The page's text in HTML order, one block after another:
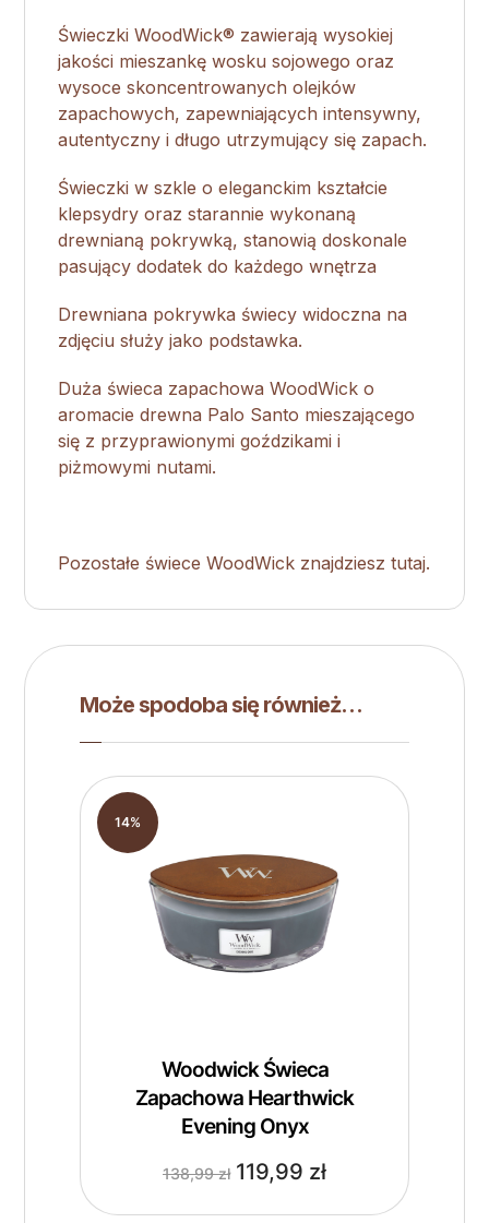
Świeczki WoodWick® zawierają wysokiej
jakości mieszankę wosku sojowego oraz
wysoce skoncentrowanych olejków
zapachowych, zapewniających intensywny,
autentyczny i długo utrzymujący się zapach.
Świeczki w szkle o eleganckim kształcie
klepsydry oraz starannie wykonaną
drewnianą pokrywką, stanowią doskonale
pasujący dodatek do każdego wnętrza
Drewniana pokrywka świecy widoczna na
zdjęciu służy jako podstawka.
Duża świeca zapachowa WoodWick o
aromacie drewna Palo Santo mieszającego
się z przyprawionymi goździkami i
piżmowymi nutami.
Pozostałe świece WoodWick znajdziesz tutaj.
Może spodoba się również…
Woodwick Świeca
Zapachowa Hearthwick
Evening Onyx
138,99zł 119,99 zł
14%